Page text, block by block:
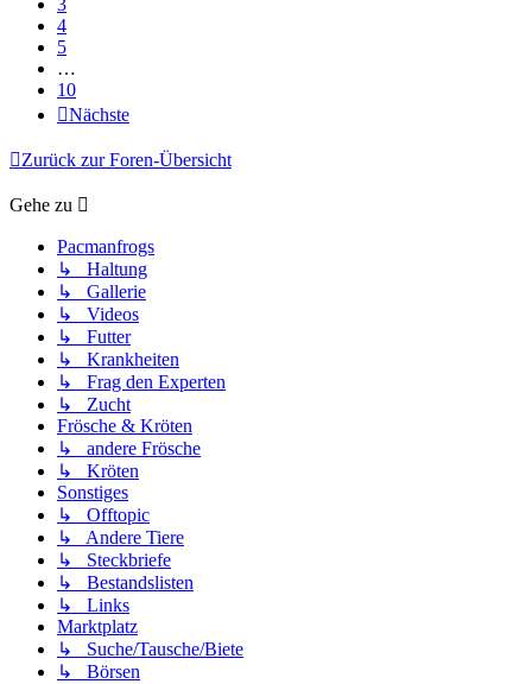
3
4
5
…
10
Nächste
Zurück zur Foren-Übersicht
Gehe zu
Pacmanfrogs
↳ Haltung
↳ Gallerie
↳ Videos
↳ Futter
↳ Krankheiten
↳ Frag den Experten
↳ Zucht
Frösche & Kröten
↳ andere Frösche
↳ Kröten
Sonstiges
↳ Offtopic
↳ Andere Tiere
↳ Steckbriefe
↳ Bestandslisten
↳ Links
Marktplatz
↳ Suche/Tausche/Biete
↳ Börsen